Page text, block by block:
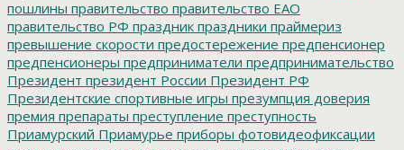
пошлины правительство правительство ЕАО
правительство РФ праздник праздники праймериз
превышение скорости предостережение предпенсионер
предпенсионеры предприниматели предпринимательство
Президент президент России Президент РФ
Президентские спортивные игры презумпция доверия
премия препараты преступление преступность
Приамурский Приамурье приборы фотовидеофиксации